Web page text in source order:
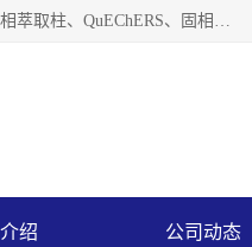
河北艺心逸意科技有限公司主营：C18固相萃取柱、Florisil固相萃取柱、HLB固相萃取柱、MCX固相萃取柱、QuEChERS、固相萃取空柱、针式过滤器 、固相萃取柱、黄曲霉毒素亲和柱。全国咨询热线：18630105913。河北艺心逸意科技有限公司接受来样定做，我们秉承着“顾客至上，锐意进取”的经营理念，坚持客户至上的原则为广大客户提供优质的服务，欢迎广大客户惠顾！免费咨询！
绍 公司动态